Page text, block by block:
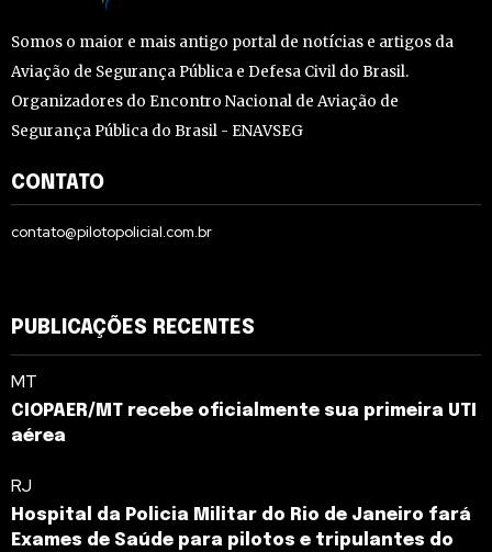
Somos o maior e mais antigo portal de notícias e artigos da
Aviação de Segurança Pública e Defesa Civil do Brasil.
Organizadores do Encontro Nacional de Aviação de
Segurança Pública do Brasil - ENAVSEG
CONTATO
contato@pilotopolicial.com.br
PUBLICAÇÕES RECENTES
MT
CIOPAER/MT recebe oficialmente sua primeira UTI
aérea
RJ
Hospital da Policia Militar do Rio de Janeiro fará
Exames de Saúde para pilotos e tripulantes do